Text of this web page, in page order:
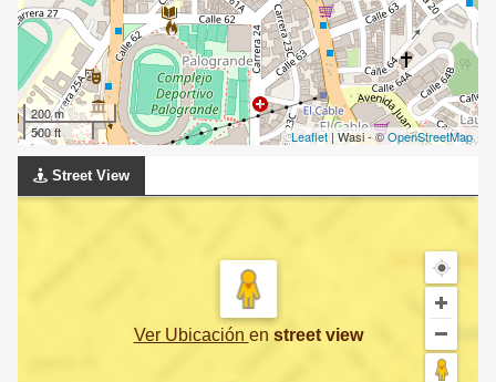
200 m
500 ft
Leaflet| Wasi - ©OpenStreetMap
Street View
Ver Ubicación en street view